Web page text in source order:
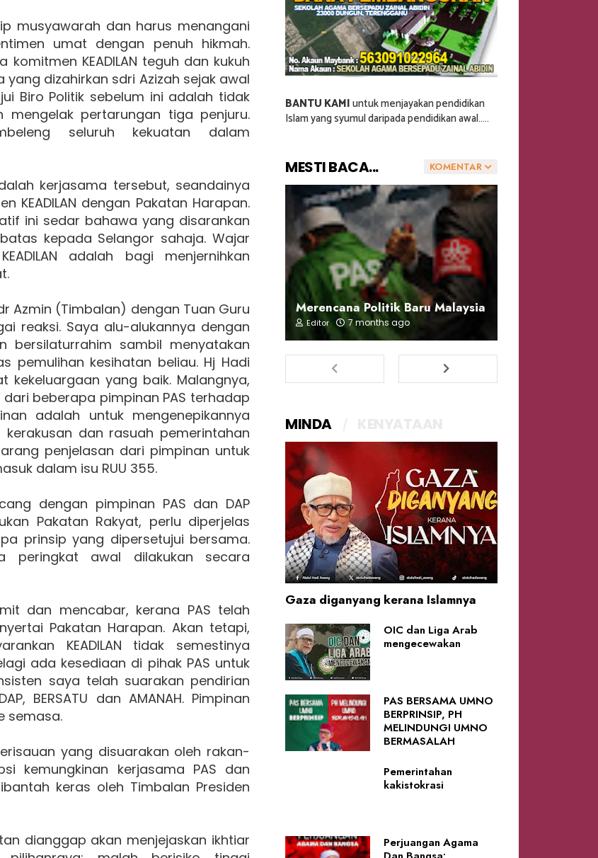
musyawarah dan harus menangani
umat dengan penuh hikmah.
KEADILAN teguh dan kukuh
dizahirkan sdri Azizah sejak awal
Biro Politik sebelum ini adalah tidak
mengelak pertarungan tiga penjuru.
seluruh kekuatan dalam
kerjasama tersebut, seandainya
KEADILAN dengan Pakatan Harapan.
ini sedar bahawa yang disarankan
kepada Selangor sahaja. Wajar
adalah bagi menjernihkan
Azmin (Timbalan) dengan Tuan Guru
reaksi. Saya alu-alukannya dengan
bersilaturrahim sambil menyatakan
pemulihan kesihatan beliau. Hj Hadi
yang baik. Malangnya,
beberapa pimpinan PAS terhadap
adalah untuk mengenepikannya
dan rasuah pemerintahan
penjelasan dari pimpinan untuk
dalam isu RUU 355.
dengan pimpinan PAS dan DAP
Pakatan Rakyat, perlu diperjelas
prinsip yang dipersetujui bersama.
peringkat awal dilakukan secara
dan mencabar, kerana PAS telah
Pakatan Harapan. Akan tetapi,
KEADILAN tidak semestinya
ada kesediaan di pihak PAS untuk
saya telah suarakan pendirian
BERSATU dan AMANAH. Pimpinan
semasa.
yang disuarakan oleh rakan-
kemungkinan kerjasama PAS dan
keras oleh Timbalan Presiden
dianggap akan menjejaskan ikhtiar
BANTU KAMIuntuk menjayakan pendidikan
Islam yang syumul daripada pendidikan awal.....
KOMENTAR
MESTI BACA...
Merencana Politik Baru Malaysia
Editor 7 months ago
MINDA
Gaza diganyang kerana Islamnya
OIC dan Liga Arab
mengecewakan
PAS BERSAMA UMNO
BERPRINSIP, PH
MELINDUNGI UMNO
BERMASALAH
Pemerintahan
kakistokrasi
Perjuangan Agama